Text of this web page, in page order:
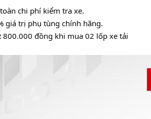
chi phí kiểm tra xe.
giá trị phụ tùng chính hãng.
800.000 đồng khi mua 02 lốp xe tải